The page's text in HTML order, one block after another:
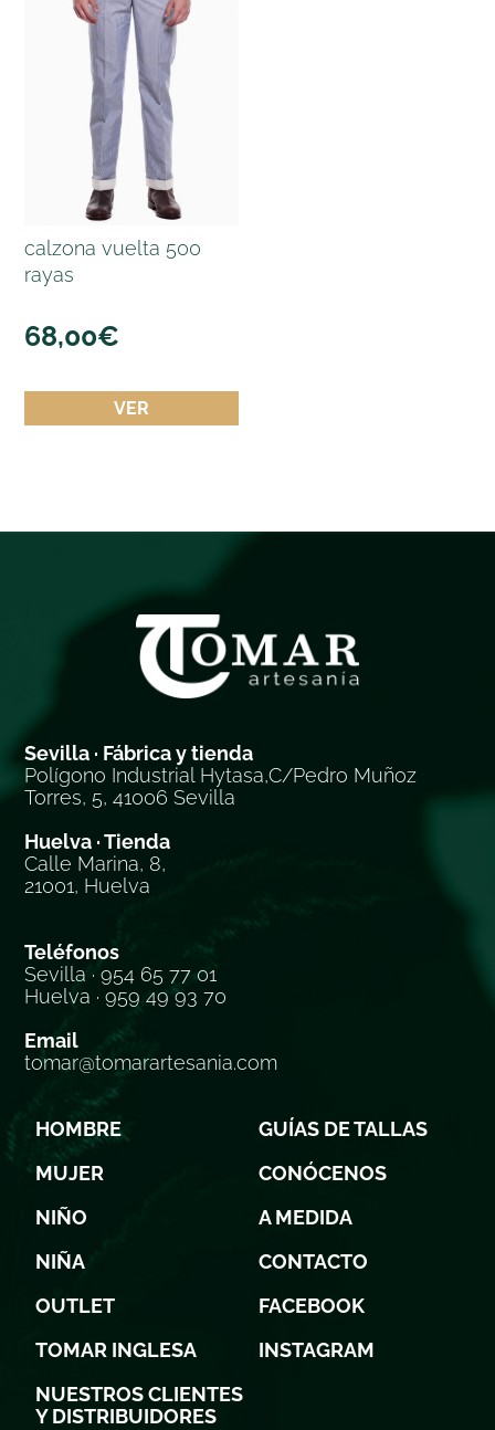
calzona vuelta 500
rayas
68,00€
VER
Sevilla · Fábrica y tienda
Polígono Industrial Hytasa,C/Pedro Muñoz
Torres, 5, 41006 Sevilla
Huelva · Tienda
Calle Marina, 8,
21001, Huelva
Teléfonos
Sevilla · 954 65 77 01
Huelva · 959 49 93 70
Email
tomar@tomarartesania.com
HOMBRE
MUJER
NIÑO
NIÑA
OUTLET
TOMAR INGLESA
NUESTROS CLIENTES
Y DISTRIBUIDORES
GUÍAS DE TALLAS
CONÓCENOS
A MEDIDA
CONTACTO
FACEBOOK
INSTAGRAM